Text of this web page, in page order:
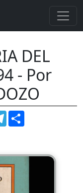
DEL
- Por
Telegram